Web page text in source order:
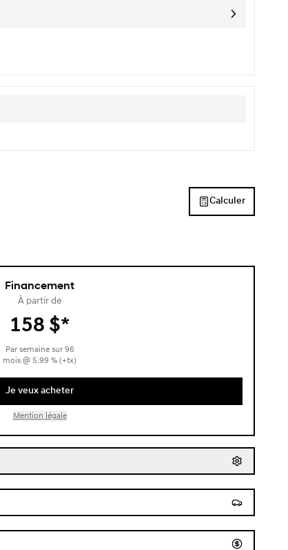
Calculer
Financement
À partir de
158 $*
Par semaine sur 96
mois @ 5.99 % (+tx)
Je veux acheter
Mention légale